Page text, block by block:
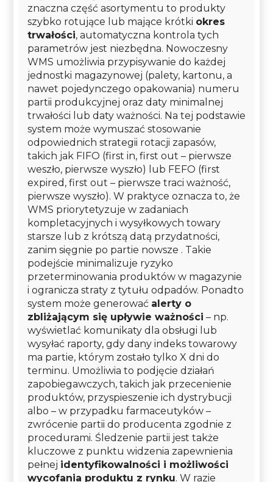
znaczna część asortymentu to produkty
szybko rotujące lub mające krótki okres
trwałości, automatyczna kontrola tych
parametrów jest niezbędna. Nowoczesny
WMS umożliwia przypisywanie do każdej
jednostki magazynowej (palety, kartonu, a
nawet pojedynczego opakowania) numeru
partii produkcyjnej oraz daty minimalnej
trwałości lub daty ważności. Na tej podstawie
system może wymuszać stosowanie
odpowiednich strategii rotacji zapasów,
takich jak FIFO (first in, first out – pierwsze
weszło, pierwsze wyszło) lub FEFO (first
expired, first out – pierwsze traci ważność,
pierwsze wyszło). W praktyce oznacza to, że
WMS priorytetyzuje w zadaniach
kompletacyjnych i wysyłkowych towary
starsze lub z krótszą datą przydatności,
zanim sięgnie po partie nowsze . Takie
podejście minimalizuje ryzyko
przeterminowania produktów w magazynie
i ogranicza straty z tytułu odpadów. Ponadto
system może generować alerty o
zbliżającym się upływie ważności – np.
wyświetlać komunikaty dla obsługi lub
wysyłać raporty, gdy dany indeks towarowy
ma partie, którym zostało tylko X dni do
terminu. Umożliwia to podjęcie działań
zapobiegawczych, takich jak przecenienie
produktów, przyspieszenie ich dystrybucji
albo – w przypadku farmaceutyków –
zwrócenie partii do producenta zgodnie z
procedurami. Śledzenie partii jest także
kluczowe z punktu widzenia zapewnienia
pełnej identyfikowalności i możliwości
wycofania produktu z rynku. W razie